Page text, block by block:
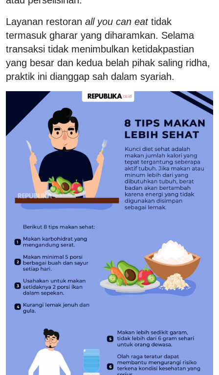
Layanan restoran all you can eattidak
termasuk gharar yang diharamkan. Selama
transaksi tidak menimbulkan ketidakpastian
yang besar dan kedua belah pihak saling ridha,
praktik ini dianggap sah dalam syariah.